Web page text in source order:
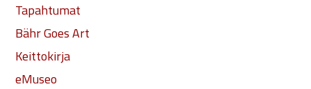
Tapahtumat
Bähr Goes Art
Keittokirja
eMuseo